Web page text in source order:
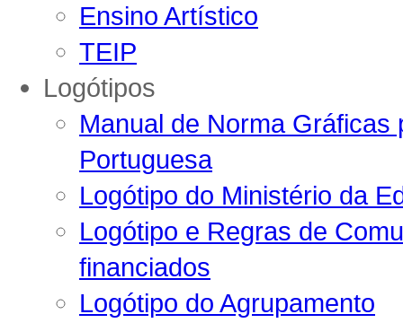
Ensino Artístico
TEIP
Logótipos
Manual de Norma
Portuguesa
Logótipo do Ministério da
Logótipo e Regras de
financiados
Logótipo do Agrupamento